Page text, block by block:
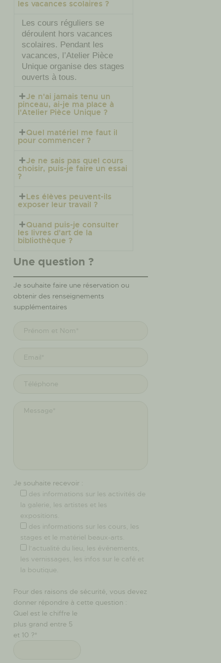
les vacances scolaires ?
Les cours réguliers se
déroulent hors vacances
scolaires. Pendant les
vacances, l’Atelier Pièce
Unique organise des stages
ouverts à tous.
Je n'ai jamais tenu un
pinceau, ai-je ma place à
l'Atelier Pièce Unique ?
Quel matériel me faut il
pour commencer ?
Je ne sais pas quel cours
choisir, puis-je faire un essai
?
Les élèves peuvent-ils
exposer leur travail ?
Quand puis-je consulter
les livres d'art de la
bibliothèque ?
Une question ?
Je souhaite faire une réservation ou
obtenir des renseignements
supplémentaires
Je souhaite recevoir :
des informations sur les activités de
la galerie, les artistes et les
expositions.
des informations sur les cours, les
stages et le matériel beaux-arts.
l’actualité du lieu, les événements,
les vernissages, les infos sur le café et
la boutique.
Pour des raisons de sécurité, vous devez
donner répondre à cette question :
Quel est le chiffre le
plus grand entre 5
et 10 ?*